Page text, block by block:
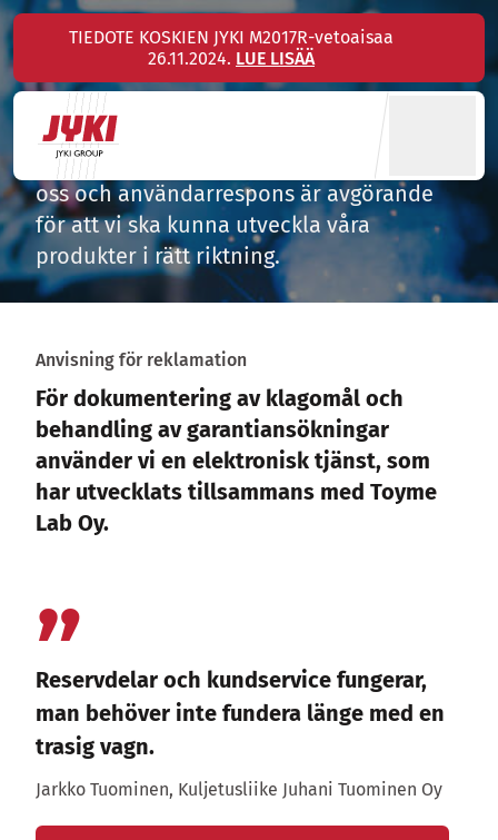
Hyppää
sisältöönTIEDOTE KOSKIEN JYKI M2017R-vetoaisaa
26.11.2024. LUE LISÄÄ
Produktrespons
Våra kunders tillfredsställelse är viktig för
oss och användarrespons är avgörande
för att vi ska kunna utveckla våra
produkter i rätt riktning.
Anvisning för reklamation
För dokumentering av klagomål och
behandling av garantiansökningar
använder vi en elektronisk tjänst, som
har utvecklats tillsammans med Toyme
Lab Oy.
Reservdelar och kundservice fungerar,
man behöver inte fundera länge med en
trasig vagn.
Jarkko Tuominen, Kuljetusliike Juhani Tuominen Oy